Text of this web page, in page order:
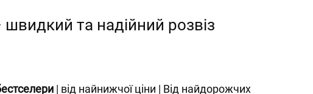
та надійний розвіз
| від найнижчої ціни | Від найдорожчих